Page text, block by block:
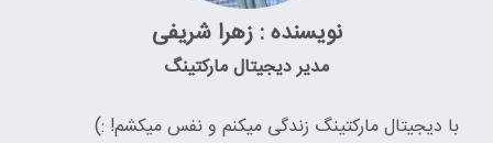
نویسنده : زهرا شریفی
مدیر دیجیتال مارکتینگ
با دیجیتال مارکتینگ زندگی میکنم و نفس میکشم! :)